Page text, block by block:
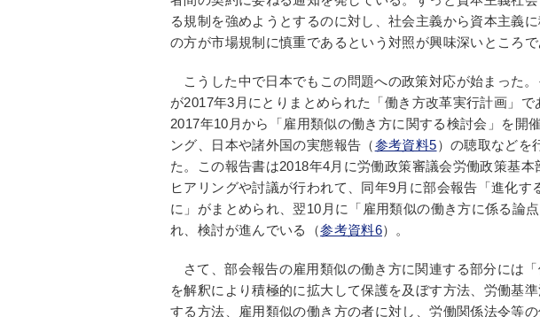
る規制を強めようとするのに対し、社会主義から資本主義
の方が市場規制に慎重であるという対照が興味深いところ
こうした中で日本でもこの問題への政策対応が始まった
が2017年3月にとりまとめられた「働き方改革実行計画」で
2017年10月から「雇用類似の働き方に関する検討会」を開
ング、日本や諸外国の実態報告（参考資料5）の聴取などを
た。この報告書は2018年4月に労働政策審議会労働政策基
ヒアリングや討議が行われて、同年9月に部会報告「進化
に」がまとめられ、翌10月に「雇用類似の働き方に係る論
れ、検討が進んでいる（参考資料6）。
さて、部会報告の雇用類似の働き方に関連する部分には
を解釈により積極的に拡大して保護を及ぼす方法、労働基
する方法、雇用類似の働き方の者に対し、労働関係法令等